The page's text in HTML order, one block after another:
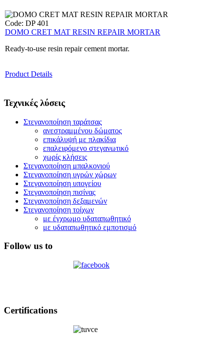
Code: DP 401
DOMO CRET MAT RESIN REPAIR MORTAR
Ready-to-use resin repair cement mortar.
Product Details
Τεχνικές λύσεις
Στεγανοποίηση ταράτσας
ανεστραμμένου δώματος
επικάλυψή με πλακίδια
επαλειφόμενο στεγανωτικό
χωρίς κλήσεις
Στεγανοποίηση μπαλκονιού
Στεγανοποίηση υγρών χώρων
Στεγανοποίηση υπογείου
Στεγανοποίηση πισίνας
Στεγανοποίηση δεξαμενών
Στεγανοποίηση τοίχων
με έγχρωμο υδαταπωθητικό
με υδαταπωθητικό εμποτισμό
Follow us to
Certifications